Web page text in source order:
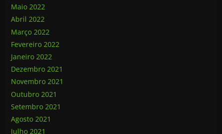
Maio 2022
Abril 2022
Março 2022
Fevereiro 2022
Janeiro 2022
Dezembro 2021
Novembro 2021
Outubro 2021
Setembro 2021
Agosto 2021
Julho 2021